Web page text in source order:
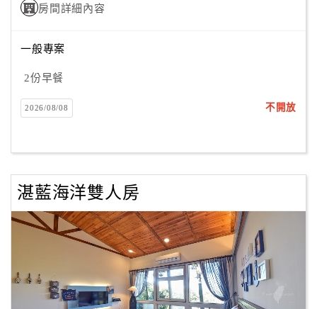
理
員
戶
客
服
聯
單
Line
房間詳細內容
一般專案
2份早餐
2026/08/08 不開放
湛藍海洋雙人房